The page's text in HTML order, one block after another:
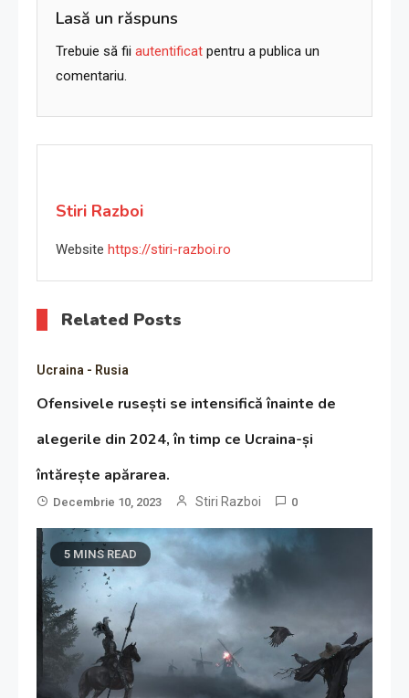
articole
Lasă un răspuns
Trebuie să fii autentificat pentru a publica un
comentariu.
Stiri Razboi
Website https://stiri-razboi.ro
Related Posts
Ucraina - Rusia
Ofensivele rusești se intensifică înainte de
alegerile din 2024, în timp ce Ucraina-și
întărește apărarea.
Decembrie 10, 2023 Stiri Razboi 0
5 MINS READ